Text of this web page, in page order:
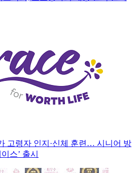
고령자 인지·신체 훈련… 시니어 방
스’ 출시